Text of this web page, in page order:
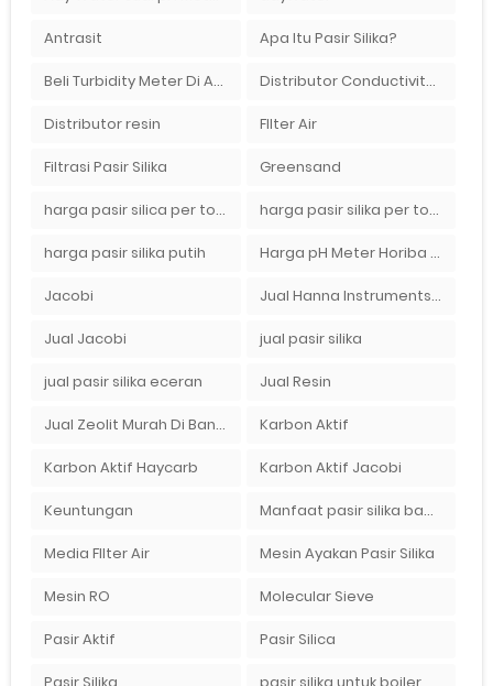
Antrasit Apa Itu Pasir Silika?
Beli Turbidity Meter Di Ady Water Distributor Conductivity Meter Di Surabaya
Distributor resin FIlter Air
Filtrasi Pasir Silika Greensand
harga pasir silica per ton per kg harga pasir silika per ton per kg
harga pasir silika putih Harga pH Meter Horiba LAQUAact PH110 Di Surabaya
Jacobi Jual Hanna Instruments HI9124 dan HI9126 Di Balikpapan
Jual Jacobi jual pasir silika
jual pasir silika eceran Jual Resin
Jual Zeolit Murah Di Bandung Timur Karbon Aktif
Karbon Aktif Haycarb Karbon Aktif Jacobi
Keuntungan Manfaat pasir silika bagi kehidupan
Media FIlter Air Mesin Ayakan Pasir Silika
Mesin RO Molecular Sieve
Pasir Aktif Pasir Silica
Pasir Silika pasir silika untuk boiler